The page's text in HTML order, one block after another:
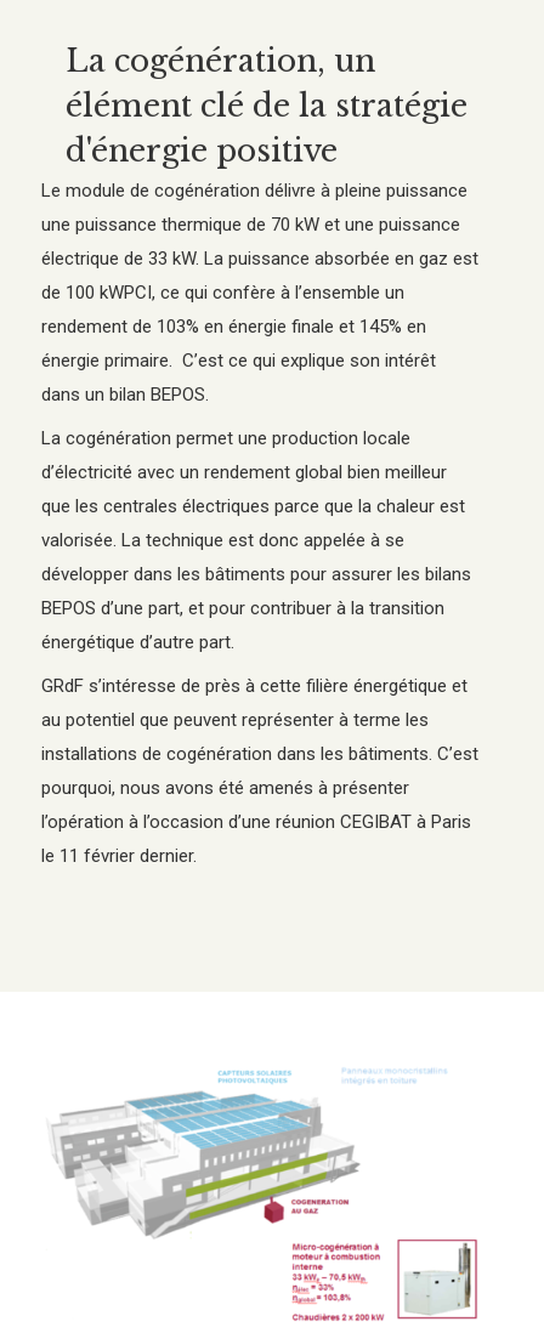
La cogénération, un
élément clé de la stratégie
d'énergie positive
Le module de cogénération délivre à pleine puissance
une puissance thermique de 70 kW et une puissance
électrique de 33 kW. La puissance absorbée en gaz est
de 100 kWPCI, ce qui confère à l’ensemble un
rendement de 103% en énergie finale et 145% en
énergie primaire. C’est ce qui explique son intérêt
dans un bilan BEPOS.
La cogénération permet une production locale
d’électricité avec un rendement global bien meilleur
que les centrales électriques parce que la chaleur est
valorisée. La technique est donc appelée à se
développer dans les bâtiments pour assurer les bilans
BEPOS d’une part, et pour contribuer à la transition
énergétique d’autre part.
GRdF s’intéresse de près à cette filière énergétique et
au potentiel que peuvent représenter à terme les
installations de cogénération dans les bâtiments. C’est
pourquoi, nous avons été amenés à présenter
l’opération à l’occasion d’une réunion CEGIBAT à Paris
le 11 février dernier.